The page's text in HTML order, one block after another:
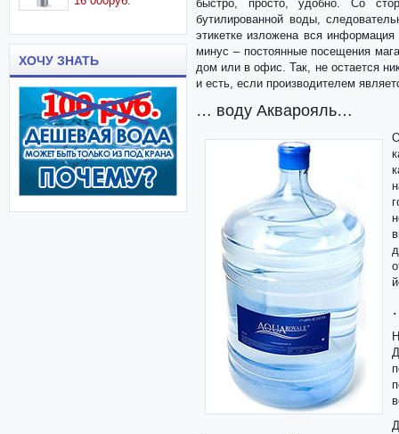
ХОЧУ ЗНАТЬ
быстро, просто, удобно. Со
бутилированной воды,
этикетке изложена вся
минус – постоянные посещения
дом или в офис. Так, не остается
и есть, если производителем
… воду Акварояль…